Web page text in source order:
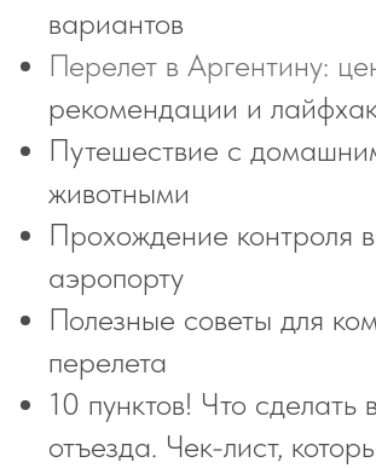
вариантов
Перелет в Аргентину:
рекомендации и
Путешествие с
животными
Прохождение контроля в
аэропорту
Полезные советы для
перелета
10 пунктов! Что
отъезда. Чек-лист,